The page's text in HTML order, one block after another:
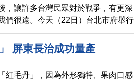
，讓許多台灣民眾對於戰爭，有更深
們很遠。今天（22日）台北市府舉行
黃珊珊就表示，看見別人的經驗自己
屏東長治成功量產
紅毛丹」，因為外形獨特、果肉口感